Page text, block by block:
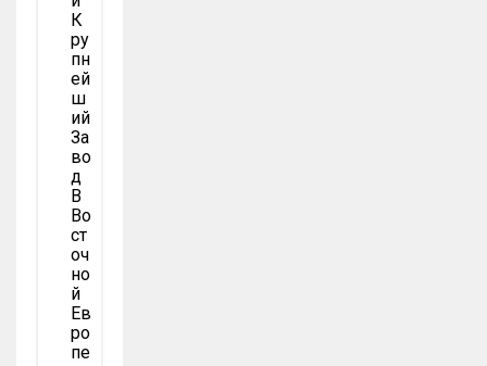
К
Ру
Пн
Ей
Ш
Ий
За
Во
Д
В
Во
Ст
Оч
Но
Й
Ев
Ро
Пе